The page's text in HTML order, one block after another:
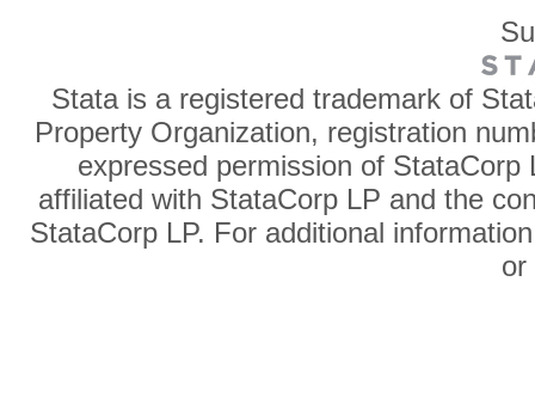
Stata is a registered trademark of
Property Organization, registration
expressed permission of
affiliated with StataCorp LP and the
StataCorp LP. For additional
or